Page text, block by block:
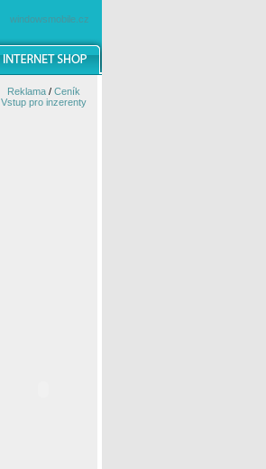
windowsmobile.cz
Reklama/ Ceník
Vstup pro inzerenty